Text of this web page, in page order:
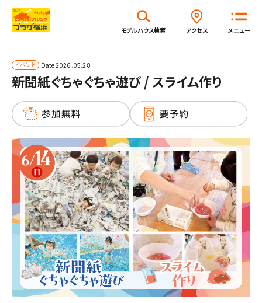
メニュー
モデルハウス検索 アクセス
イベント Date2026.05.28
新聞紙ぐちゃぐちゃ遊び / スライム作り
閉じる
ホーム
はじめてガイド
モデルハウス一覧
イベント・セミナー・キャンペーン一覧
新着情報一覧
施設・サービス